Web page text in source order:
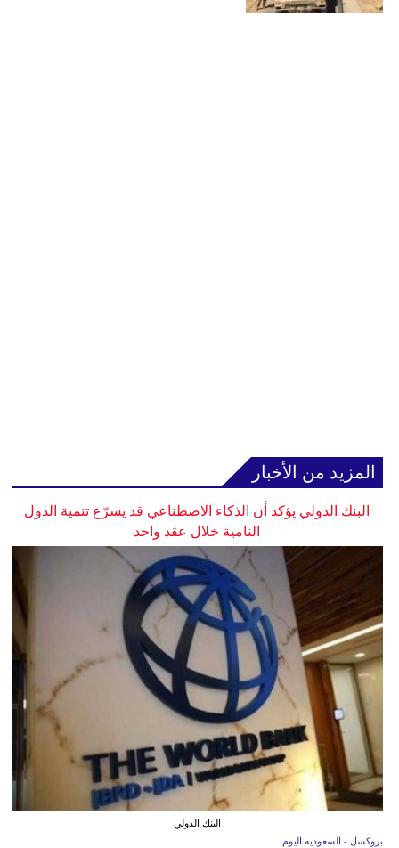
المزيد من الأخبار
البنك الدولي يؤكد أن الذكاء الاصطناعي قد يسرّع تنمية الدول
النامية خلال عقد واحد
البنك الدولي
بروكسل - السعوديه اليوم